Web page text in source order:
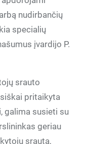
nudirbančių
specialių
įvardijo P.
srauto
pritaikyta
galima susieti su
geriau
srautą,